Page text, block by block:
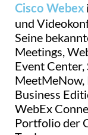
Cisco Webex
und
Seine
Meetings,
Event Center,
MeetMeNow,
Business
WebEx
Portfolio der